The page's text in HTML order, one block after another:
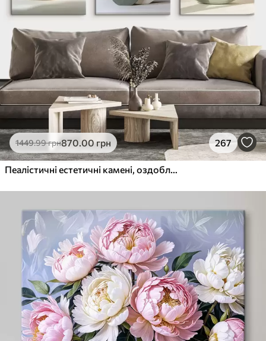
1449.99грн870.00 грн 267
Пеалістичні естетичні камені, оздоблення будинку, природне освітлення